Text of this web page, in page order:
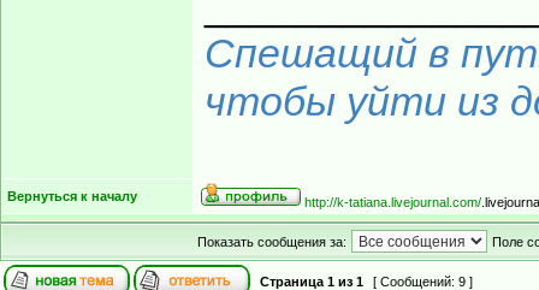
Спешащий в
чтобы уйти из
Вернуться к началу http://k-tatiana.livejournal.com/
Показать сообщения за: Поле
Страница 1 из 1 [ Сообщений: 9 ]